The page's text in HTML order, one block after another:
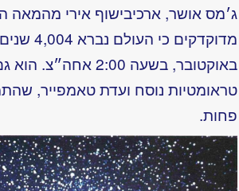
באוקטובר, בשעה 2:00 אחה״צ. הוא גם עשוי לחסוך ממנה חוויות
טראומטיות נוסח ועדת טאמפייר,
פחות.